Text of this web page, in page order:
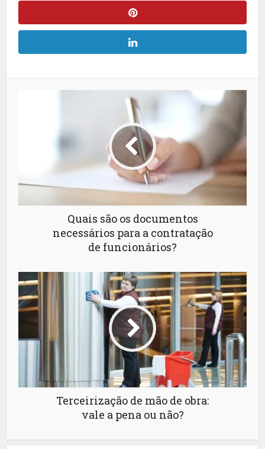
Quais são os documentos
necessários para a contratação
de funcionários?
Terceirização de mão de obra:
vale a pena ou não?